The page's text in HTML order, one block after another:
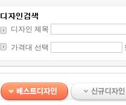
디자인 제목
가격대 선택